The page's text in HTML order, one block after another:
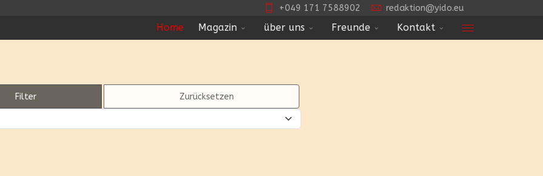
+049 171 7588902 redaktion@yido.eu
Home Magazin über uns Freunde Kontakt
Filter Zurücksetzen